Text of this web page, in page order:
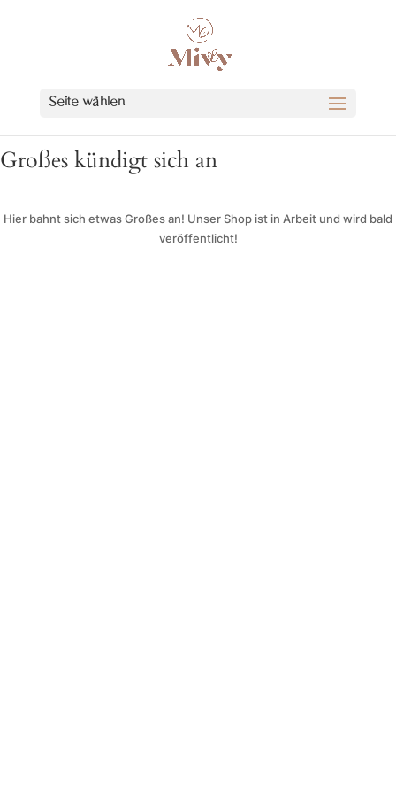
Seite wählen
Großes kündigt sich an
Hier bahnt sich etwas Großes an! Unser Shop ist in Arbeit und wird bald
veröffentlicht!